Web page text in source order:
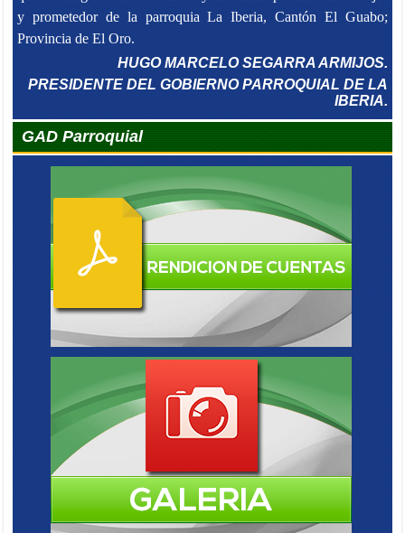
y prometedor de la parroquia La Iberia, Cantón El Guabo;
Provincia de El Oro.
HUGO MARCELO SEGARRA ARMIJOS.
PRESIDENTE DEL GOBIERNO PARROQUIAL DE LA
IBERIA.
GAD Parroquial